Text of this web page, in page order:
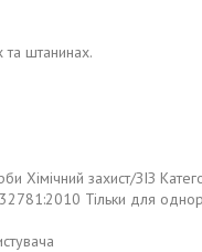
та штанинах.
Хімічний захист/ЗІЗ
Тільки для